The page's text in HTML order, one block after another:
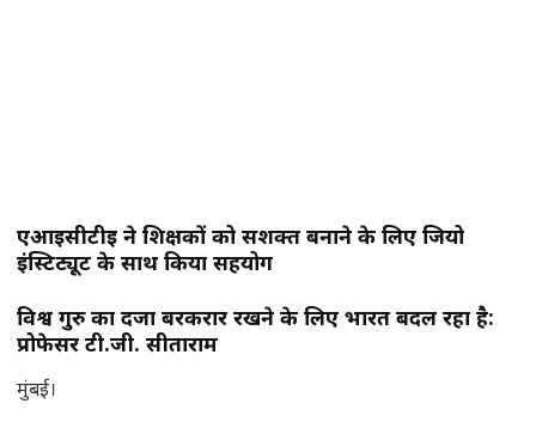
एआईसीटीई ने शिक्षकों को सशक्त बनाने के लिए जियो
इंस्टिट्यूट के साथ किया सहयोग
विश्व गुरु का दर्जा बरकरार रखने के लिए भारत बदल रहा है:
प्रोफेसर टी.जी. सीताराम
मुंबई।